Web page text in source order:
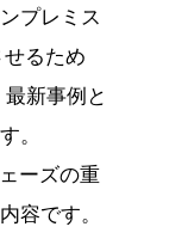
プレミス
るため
新事例と
。
ーズの重
容です。